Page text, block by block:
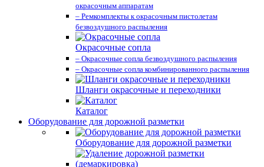
окрасочным аппаратам
– Ремкомплекты к окрасочным пистолетам
безвоздушного распыления
Окрасочные сопла
– Окрасочные сопла безвоздушного распыления
– Окрасочные сопла комбинированного распыления
Шланги окрасочные и переходники
Каталог
Оборудование для дорожной разметки
Оборудование для дорожной разметки